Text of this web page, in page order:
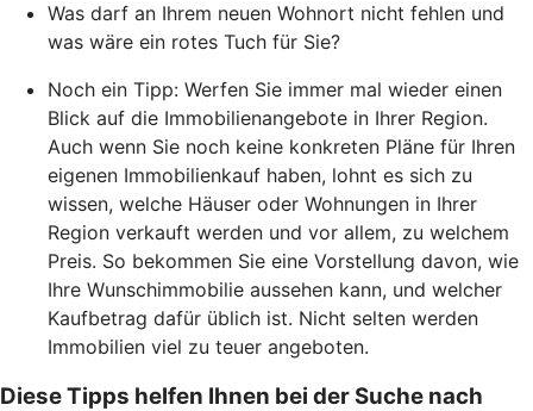
Was darf an Ihrem neuen Wohnort nicht fehlen und
was wäre ein rotes Tuch für Sie?
Noch ein Tipp: Werfen Sie immer mal wieder einen
Blick auf die Immobilienangebote in Ihrer Region.
Auch wenn Sie noch keine konkreten Pläne für Ihren
eigenen Immobilienkauf haben, lohnt es sich zu
wissen, welche Häuser oder Wohnungen in Ihrer
Region verkauft werden und vor allem, zu welchem
Preis. So bekommen Sie eine Vorstellung davon, wie
Ihre Wunschimmobilie aussehen kann, und welcher
Kaufbetrag dafür üblich ist. Nicht selten werden
Immobilien viel zu teuer angeboten.
Diese Tipps helfen Ihnen bei der Suche nach